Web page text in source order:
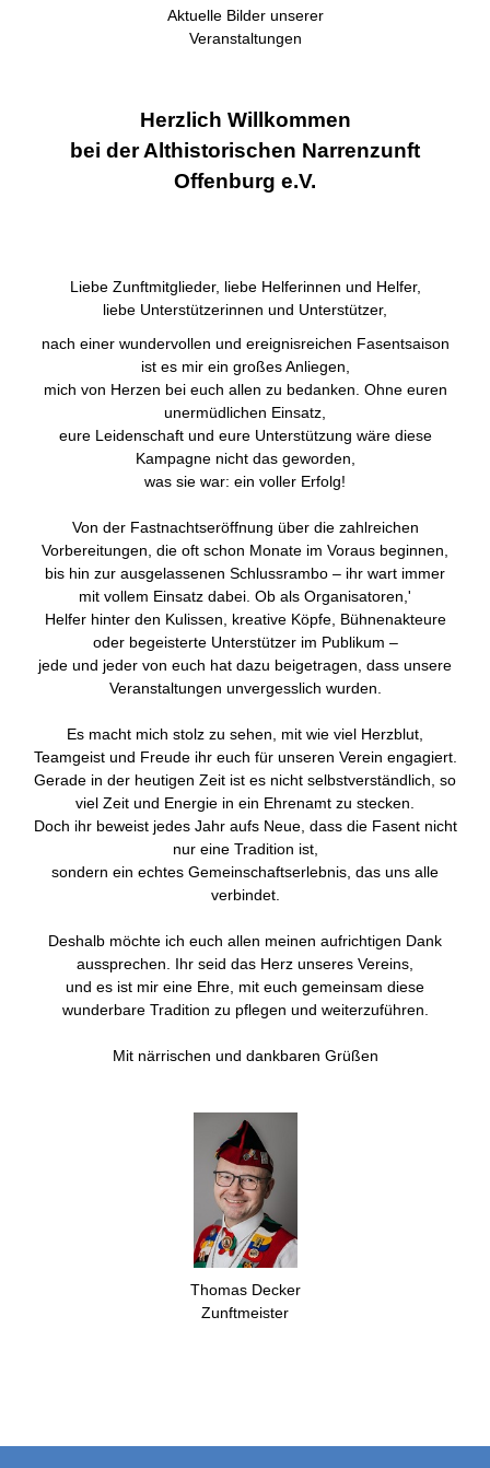
Aktuelle Bilder unserer
Veranstaltungen
Herzlich Willkommen
bei der Althistorischen Narrenzunft
Offenburg e.V.
Liebe Zunftmitglieder, liebe Helferinnen und Helfer,
liebe Unterstützerinnen und Unterstützer,
nach einer wundervollen und ereignisreichen Fasentsaison
ist es mir ein großes Anliegen,
mich von Herzen bei euch allen zu bedanken. Ohne euren
unermüdlichen Einsatz,
eure Leidenschaft und eure Unterstützung wäre diese
Kampagne nicht das geworden,
was sie war: ein voller Erfolg!
Von der Fastnachtseröffnung über die zahlreichen
Vorbereitungen, die oft schon Monate im Voraus beginnen,
bis hin zur ausgelassenen Schlussrambo – ihr wart immer
mit vollem Einsatz dabei. Ob als Organisatoren,'
Helfer hinter den Kulissen, kreative Köpfe, Bühnenakteure
oder begeisterte Unterstützer im Publikum –
jede und jeder von euch hat dazu beigetragen, dass unsere
Veranstaltungen unvergesslich wurden.
Es macht mich stolz zu sehen, mit wie viel Herzblut,
Teamgeist und Freude ihr euch für unseren Verein engagiert.
Gerade in der heutigen Zeit ist es nicht selbstverständlich, so
viel Zeit und Energie in ein Ehrenamt zu stecken.
Doch ihr beweist jedes Jahr aufs Neue, dass die Fasent nicht
nur eine Tradition ist,
sondern ein echtes Gemeinschaftserlebnis, das uns alle
verbindet.
Deshalb möchte ich euch allen meinen aufrichtigen Dank
aussprechen. Ihr seid das Herz unseres Vereins,
und es ist mir eine Ehre, mit euch gemeinsam diese
wunderbare Tradition zu pflegen und weiterzuführen.
Mit närrischen und dankbaren Grüßen
Thomas Decker
Zunftmeister